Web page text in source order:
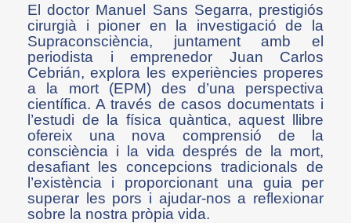
El doctor Manuel Sans Segarra, prestigiós
cirurgià i pioner en la investigació de la
Supraconsciència, juntament amb el
periodista i emprenedor Juan Carlos
Cebrián, explora les experiències properes
a la mort (EPM) des d’una perspectiva
científica. A través de casos documentats i
l’estudi de la física quàntica, aquest llibre
ofereix una nova comprensió de la
consciència i la vida després de la mort,
desafiant les concepcions tradicionals de
l’existència i proporcionant una guia per
superar les pors i ajudar-nos a reflexionar
sobre la nostra pròpia vida.